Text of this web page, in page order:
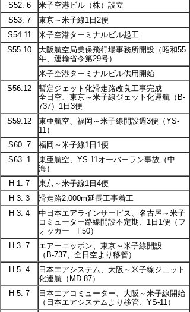
S52. 6
米子空港ビル（株）設立
S53. 7
東京～米子線1日2便
S54.11
米子空港ターミナルビル起工
S55.10
大阪航空局美保飛行場事務所開設（昭和55
年、運輸省令第29号）
米子空港ターミナルビル供用開始
S56.12
暫定ジェット化滑走路改良工事完成
全日空、東京～米子線ジェット化運航（B-
737）1日3便
S59.12
東亜航空、福岡～米子線開設週3便（YS-
11）
S60. 7
福岡～米子線1日1便
S63. 1
東亜航空、YS-11オーバーラン事故（中
海）
H 1. 7
東京～米子線1日4便
H 3. 3
滑走路2,000m延長工事着工
H 3. 4
中日本エアラインサービス、名古屋～米子
コミューター路線開設不定期、1日1便（フ
ォッカー F50）
H 3. 7
エアーニッポン、東京～米子線開設
（B-737、全日空より移管）
H 5. 4
日本エアシステム、大阪～米子線ジェット
化運航（MD-87）
H 5. 7
日本エアコミューター、大阪～米子線開始
（日本エアシステムより移管、YS-11）